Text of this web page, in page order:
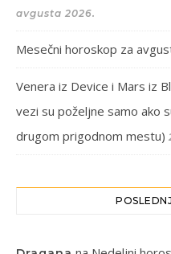
avgusta 2026.
Mesečni horoskop za
Venera iz Device i Mars iz
vezi su poželjne samo ako
drugom prigodnom mestu)